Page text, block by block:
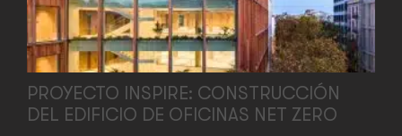
PROYECTO INSPIRE: CONSTRUCCIÓN
DEL EDIFICIO DE OFICINAS NET ZERO